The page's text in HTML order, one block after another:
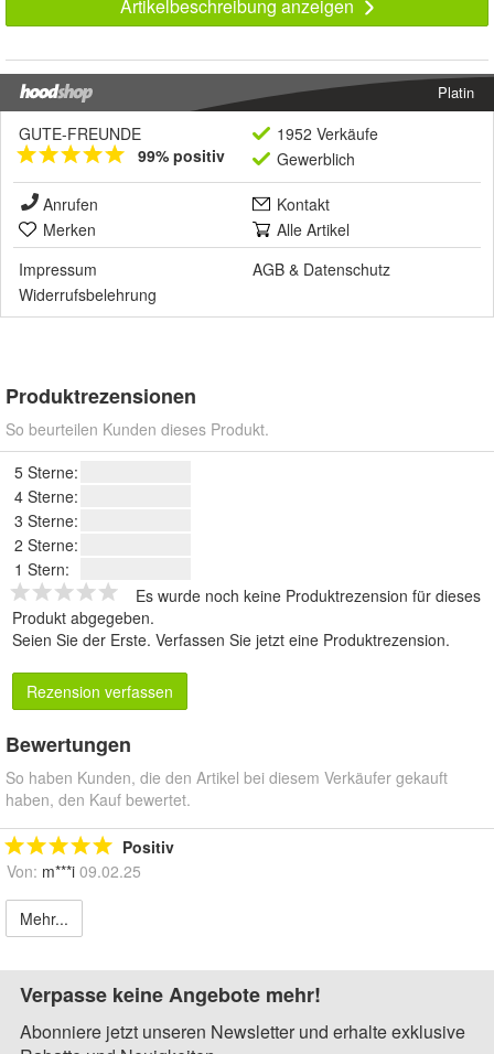
Artikelbeschreibung anzeigen
Platin
GUTE-FREUNDE
99% positiv
1952 Verkäufe
Gewerblich
Anrufen
Kontakt
Merken
Alle Artikel
Impressum
AGB & Datenschutz
Widerrufsbelehrung
Produktrezensionen
So beurteilen Kunden dieses Produkt.
5 Sterne:
4 Sterne:
3 Sterne:
2 Sterne:
1 Stern:
Es wurde noch keine Produktrezension für dieses
Produkt abgegeben.
Seien Sie der Erste. Verfassen Sie jetzt eine Produktrezension.
Rezension verfassen
Bewertungen
So haben Kunden, die den Artikel bei diesem Verkäufer gekauft
haben, den Kauf bewertet.
Positiv
Von: m***i 09.02.25
Mehr...
Verpasse keine Angebote mehr!
Abonniere jetzt unseren Newsletter und erhalte exklusive